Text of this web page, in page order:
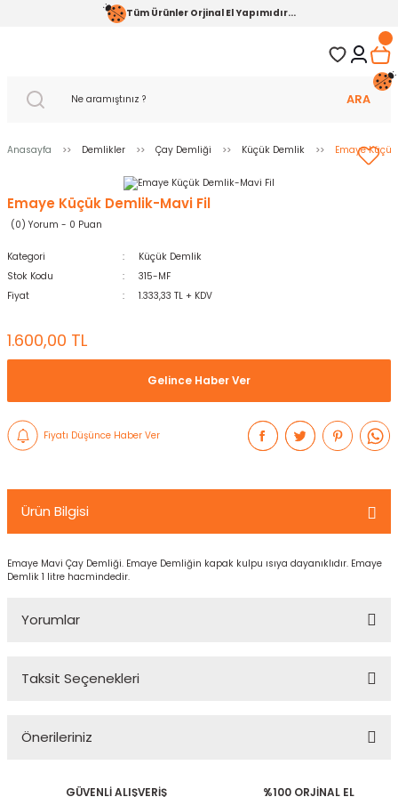
Tüm Ürünler Orjinal El Yapımıdır...
ARA
Anasayfa Demlikler Çay Demliği Küçük Demlik Emaye
Emaye Küçük Demlik-Mavi Fil
(0) Yorum - 0 Puan
Kategori
Küçük Demlik
Stok Kodu
315-MF
Fiyat
1.333,33 TL + KDV
1.600,00 TL
Gelince Haber Ver
Fiyatı Düşünce Haber Ver
Ürün Bilgisi
Emaye Mavi Çay Demliği. Emaye Demliğin kapak kulpu ısıya dayanıklıdır. Emaye
Demlik 1 litre hacmindedir.
Yorumlar
Taksit Seçenekleri
Önerileriniz
Bu ürünün fiyat bilgisi, resim, ürün açıklamalarında ve diğer
GÜVENLİ ALIŞVERİŞ
%100 ORJİNAL EL